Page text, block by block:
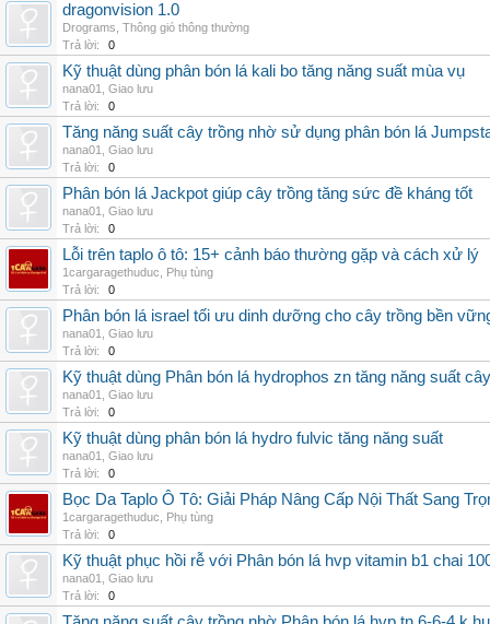
dragonvision 1.0
Drograms Thông gió thông thường
Trả lời:
0
Kỹ thuật dùng phân bón lá kali bo tăng năng suất mùa vụ
nana01
Giao lưu
Trả lời:
0
Tăng năng suất cây trồng nhờ sử dụng phân bón lá
nana01
Giao lưu
Trả lời:
0
Phân bón lá Jackpot giúp cây trồng tăng sức đề kháng tốt
nana01
Giao lưu
Trả lời:
0
Lỗi trên taplo ô tô: 15+ cảnh báo thường gặp và cách xử lý
1cargaragethuduc
Phụ tùng
Trả lời:
0
Phân bón lá israel tối ưu dinh dưỡng cho cây trồng bền
nana01
Giao lưu
Trả lời:
0
Kỹ thuật dùng Phân bón lá hydrophos zn tăng năng suất cây
nana01
Giao lưu
Trả lời:
0
Kỹ thuật dùng phân bón lá hydro fulvic tăng năng suất
nana01
Giao lưu
Trả lời:
0
Bọc Da Taplo Ô Tô: Giải Pháp Nâng Cấp Nội Thất Sang
1cargaragethuduc
Phụ tùng
Trả lời:
0
Kỹ thuật phục hồi rễ với Phân bón lá hvp vitamin b1 chai
nana01
Giao lưu
Trả lời:
0